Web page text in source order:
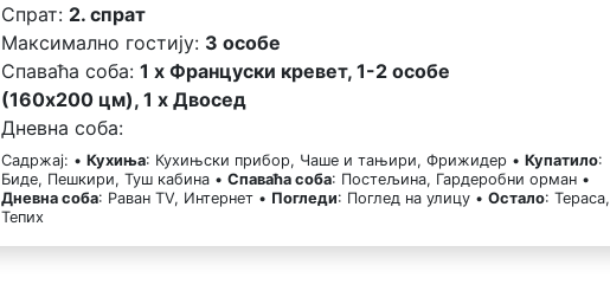
Спрат: 2. спрат
Максимално гостију: 3 особе
Спаваћа соба:1 x Француски кревет, 1-2 особе
(160x200 цм), 1 x Двосед
Дневна соба:
Садржај: •Кухиња: Кухињски прибор, Чаше и тањири, Фрижидер •Купатило:
Биде, Пешкири, Туш кабина •Спаваћа соба: Постељина, Гардеробни орман •
Дневна соба: Раван TV, Интернет • Погледи: Поглед на улицу •Остало: Тераса,
Тепих